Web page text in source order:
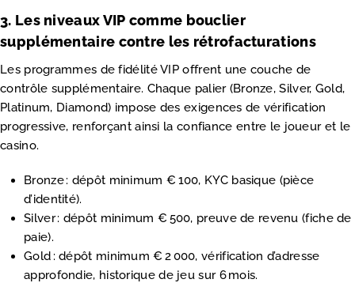
3. Les niveaux VIP comme bouclier
supplémentaire contre les rétrofacturations
Les programmes de fidélité VIP offrent une couche de
contrôle supplémentaire. Chaque palier (Bronze, Silver, Gold,
Platinum, Diamond) impose des exigences de vérification
progressive, renforçant ainsi la confiance entre le joueur et le
casino.
Bronze : dépôt minimum € 100, KYC basique (pièce
d’identité).
Silver : dépôt minimum € 500, preuve de revenu (fiche de
paie).
Gold : dépôt minimum € 2 000, vérification d’adresse
approfondie, historique de jeu sur 6 mois.